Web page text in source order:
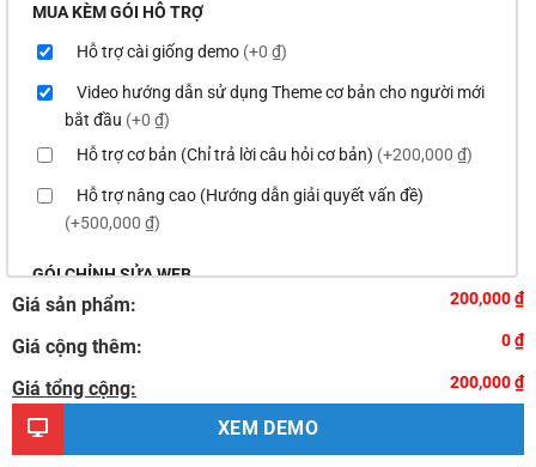
MUA KÈM GÓI HỖ TRỢ
Hỗ trợ cài giống demo (+0 ₫)
Video hướng dẫn sử dụng Theme cơ bản cho người mới
bắt đầu (+0 ₫)
Hỗ trợ cơ bản (Chỉ trả lời câu hỏi cơ bản) (+200,000 ₫)
Hỗ trợ nâng cao (Hướng dẫn giải quyết vấn đề)
(+500,000 ₫)
GÓI CHỈNH SỬA WEB
Thay logo & thông tin doanh nghiệp
Đổi màu chủ đạo của theme theo tông màu của logo
(+200,000 ₫)
Sửa danh mục và sắp xếp lại thanh menu chuẩn
Giá sản phẩm: 200,000 ₫
Giá cộng thêm: 0 ₫
Giá tổng cộng: 200,000 ₫
XEM DEMO